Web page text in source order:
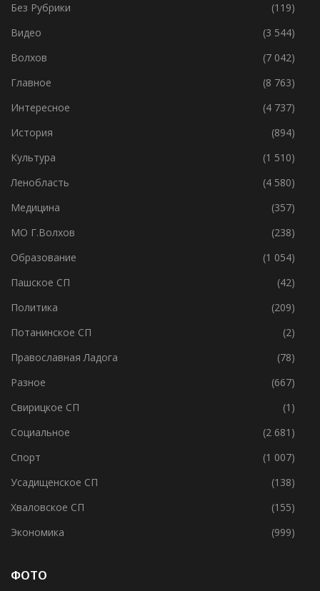
Без Рубрики
(119)
Видео
(3 544)
Волхов
(7 042)
Главное
(8 763)
Интересное
(4 737)
История
(894)
Культура
(1 510)
Ленобласть
(4 580)
Медицина
(357)
МО Г.Волхов
(238)
Образование
(1 054)
Пашское СП
(42)
Политика
(209)
Потанинское СП
(2)
Православная Ладога
(78)
Разное
(667)
Свирицкое СП
(1)
Социальное
(2 681)
Спорт
(1 007)
Усадищенское СП
(138)
Хваловское СП
(155)